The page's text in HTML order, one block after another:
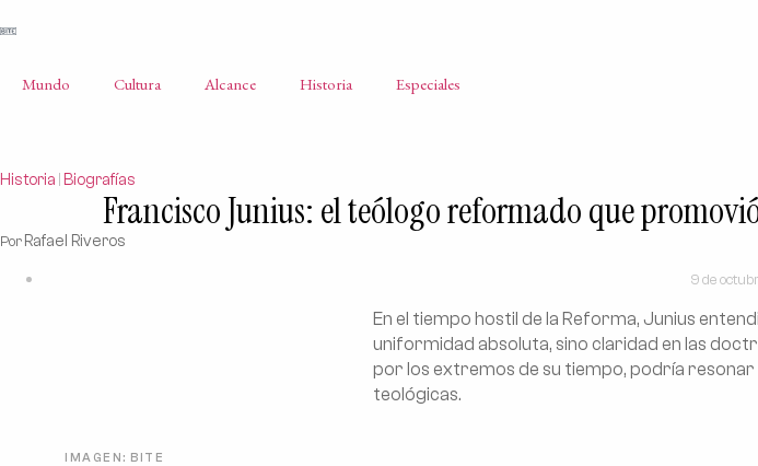
Mundo Cultura Alcance Historia Especiales
Historia Biografías
Francisco Junius: el teólogo reformado que
Por Rafael Riveros
9 de
En el tiempo hostil de la Reforma, Junius
uniformidad absoluta, sino claridad en las
por los extremos de su tiempo, podría
teológicas.
IMAGEN: BITE